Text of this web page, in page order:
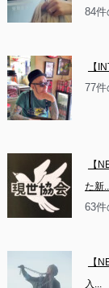
84件
【
77件
【
た新
63件
【
入...